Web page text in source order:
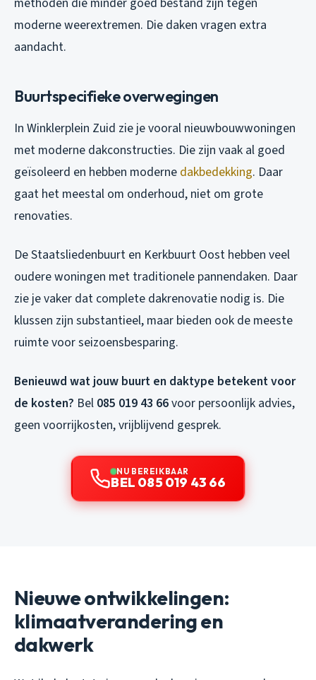
moderne weerextremen. Die daken vragen extra
aandacht.
Buurtspecifieke overwegingen
In Winklerplein Zuid zie je vooral nieuwbouwwoningen
met moderne dakconstructies. Die zijn vaak al goed
geïsoleerd en hebben moderne dakbedekking. Daar
gaat het meestal om onderhoud, niet om grote
renovaties.
De Staatsliedenbuurt en Kerkbuurt Oost hebben veel
oudere woningen met traditionele pannendaken. Daar
zie je vaker dat complete dakrenovatie nodig is. Die
klussen zijn substantieel, maar bieden ook de meeste
ruimte voor seizoensbesparing.
Benieuwd wat jouw buurt en daktype betekent voor
de kosten? Bel 085 019 43 66voor persoonlijk advies,
geen voorrijkosten, vrijblijvend gesprek.
NU BEREIKBAAR
BEL 085 019 43 66
Nieuwe ontwikkelingen:
klimaatverandering en
dakwerk